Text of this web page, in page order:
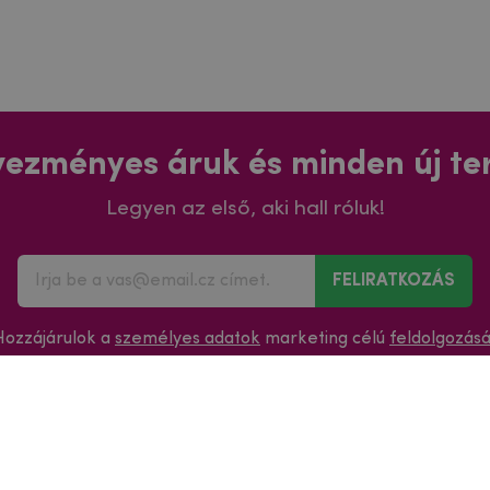
áruk és minden új
Legyen az első, aki hall róluk!
FELIRATKOZÁS
a személyes adatok marketing célú